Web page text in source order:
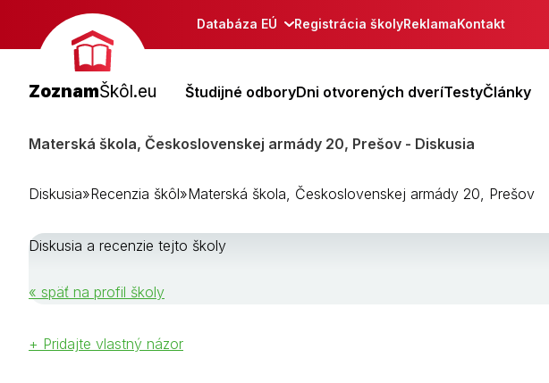
Databáza EÚ Registrácia školyReklamaKontakt
ZoznamŠkôl.eu Študijné odboryDni otvorených dveríTestyČlánky
Materská škola, Československej armády 20, Prešov - Diskusia
Diskusia»Recenzia škôl»Materská škola, Československej armády 20, Prešov
Diskusia a recenzie tejto školy
« späť na profil školy
+ Pridajte vlastný názor